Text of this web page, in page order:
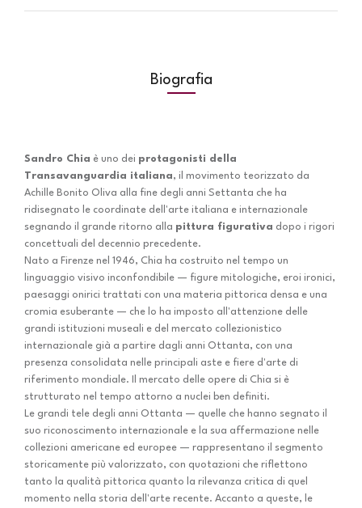
Biografia
Sandro Chia è uno dei protagonisti della
Transavanguardia italiana, il movimento teorizzato da
Achille Bonito Oliva alla fine degli anni Settanta che ha
ridisegnato le coordinate dell'arte italiana e internazionale
segnando il grande ritorno alla pittura figurativa dopo i rigori
concettuali del decennio precedente.
Nato a Firenze nel 1946, Chia ha costruito nel tempo un
linguaggio visivo inconfondibile — figure mitologiche, eroi ironici,
paesaggi onirici trattati con una materia pittorica densa e una
cromia esuberante — che lo ha imposto all'attenzione delle
grandi istituzioni museali e del mercato collezionistico
internazionale già a partire dagli anni Ottanta, con una
presenza consolidata nelle principali aste e fiere d'arte di
riferimento mondiale. Il mercato delle opere di Chia si è
strutturato nel tempo attorno a nuclei ben definiti.
Le grandi tele degli anni Ottanta — quelle che hanno segnato il
suo riconoscimento internazionale e la sua affermazione nelle
collezioni americane ed europee — rappresentano il segmento
storicamente più valorizzato, con quotazioni che riflettono
tanto la qualità pittorica quanto la rilevanza critica di quel
momento nella storia dell'arte recente. Accanto a queste, le